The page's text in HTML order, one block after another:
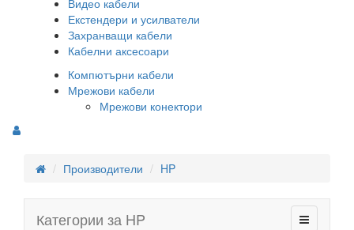
Видео кабели
Екстендери и усилватели
Захранващи кабели
Кабелни аксесоари
Компютърни кабели
Мрежови кабели
Мрежови конектори
Производители HP
Категории за HP